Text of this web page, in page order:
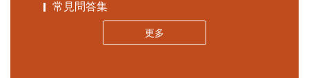
苗栗縣30人以下學校公告專區
嚴重特殊傳染性肺炎專區